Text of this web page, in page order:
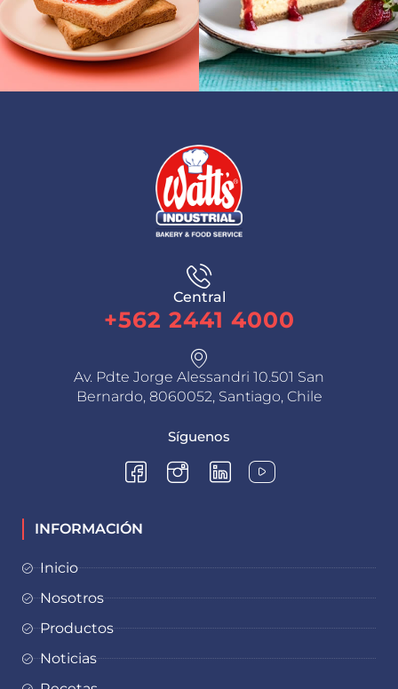
Central
+562 2441 4000
Av. Pdte Jorge Alessandri 10.501 San
Bernardo, 8060052, Santiago, Chile
Síguenos
INFORMACIÓN
Inicio
Nosotros
Productos
Noticias